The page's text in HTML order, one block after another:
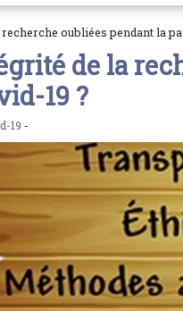
recherche oubliées pendant la
de la
19 ?
19 -